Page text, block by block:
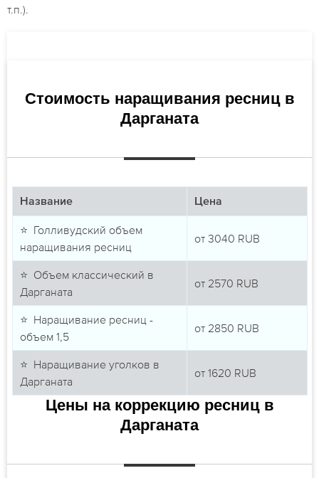
т.п.).
Стоимость наращивания ресниц в
Дарганата
Название Цена
⭐ Голливудский объем
наращивания ресниц
от 3040 RUB
⭐ Объем классический в
Дарганата
от 2570 RUB
⭐ Наращивание ресниц -
объем 1,5
от 2850 RUB
⭐ Наращивание уголков в
Дарганата
от 1620 RUB
Цены на коррекцию ресниц в
Дарганата